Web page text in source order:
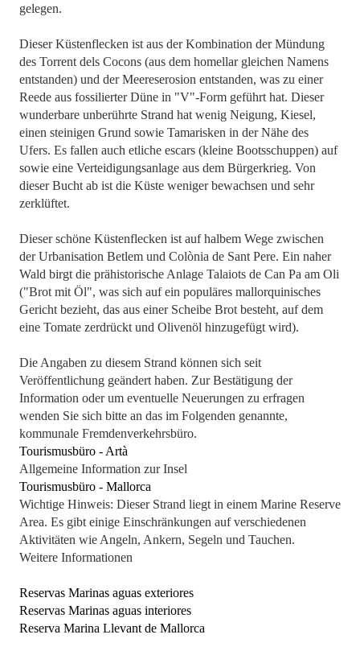
gelegen.
Dieser Küstenflecken ist aus der Kombination der Mündung
des Torrent dels Cocons (aus dem homellar gleichen Namens
entstanden) und der Meereserosion entstanden, was zu einer
Reede aus fossilierter Düne in "V"-Form geführt hat. Dieser
wunderbare unberührte Strand hat wenig Neigung, Kiesel,
einen steinigen Grund sowie Tamarisken in der Nähe des
Ufers. Es fallen auch etliche escars (kleine Bootsschuppen) auf
sowie eine Verteidigungsanlage aus dem Bürgerkrieg. Von
dieser Bucht ab ist die Küste weniger bewachsen und sehr
zerklüftet.
Dieser schöne Küstenflecken ist auf halbem Wege zwischen
der Urbanisation Betlem und Colònia de Sant Pere. Ein naher
Wald birgt die prähistorische Anlage Talaiots de Can Pa am Oli
("Brot mit Öl", was sich auf ein populäres mallorquinisches
Gericht bezieht, das aus einer Scheibe Brot besteht, auf dem
eine Tomate zerdrückt und Olivenöl hinzugefügt wird).
Die Angaben zu diesem Strand können sich seit
Veröffentlichung geändert haben. Zur Bestätigung der
Information oder um eventuelle Neuerungen zu erfragen
wenden Sie sich bitte an das im Folgenden genannte,
kommunale Fremdenverkehrsbüro.
Tourismusbüro - Artà
Allgemeine Information zur Insel
Tourismusbüro - Mallorca
Wichtige Hinweis: Dieser Strand liegt in einem Marine Reserve
Area. Es gibt einige Einschränkungen auf verschiedenen
Aktivitäten wie Angeln, Ankern, Segeln und Tauchen.
Weitere Informationen
Reservas Marinas aguas exteriores
Reservas Marinas aguas interiores
Reserva Marina Llevant de Mallorca